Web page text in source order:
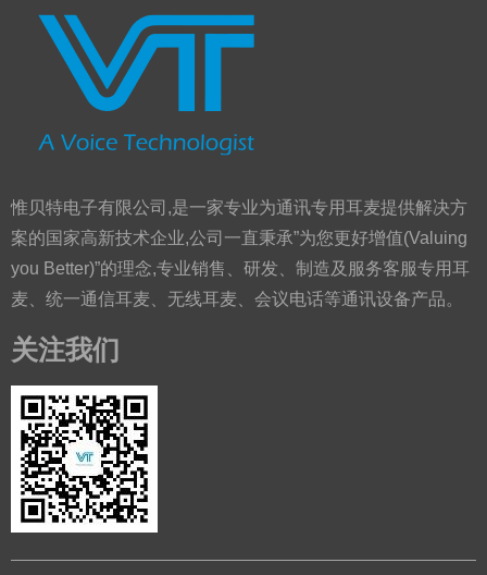
惟贝特电子有限公司,是一家专业为通讯专用耳麦提供解决方
案的国家高新技术企业,公司一直秉承”为您更好增值(Valuing
you Better)”的理念,专业销售、研发、制造及服务客服专用耳
麦、统一通信耳麦、无线耳麦、会议电话等通讯设备产品。
关注我们